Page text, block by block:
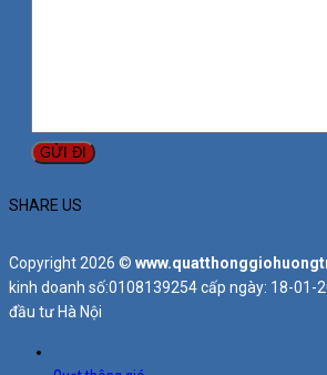
SHARE US
Copyright 2026 ©
kinh doanh số:0108139254 cấp ngày: 18-01-
đầu tư Hà Nội